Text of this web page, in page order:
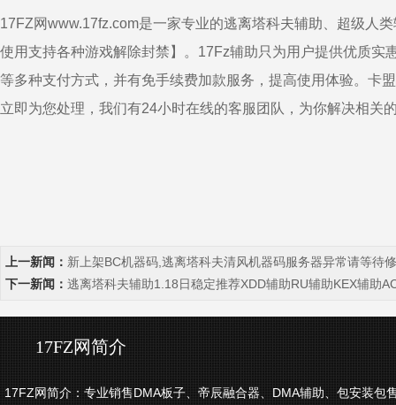
17FZ网www.17fz.com是一家专业的逃离塔科夫辅助 、超级人
使用支持各种游戏解除封禁】。17Fz辅助只为用户提供优质
等多种支付方式，并有免手续费加款服务，提高使用体验。卡
立即为您处理，我们有24小时在线的客服团队，为你解决相关
上一新闻： 新上架BC机器码,逃离塔科夫清风机器码服务器异常请等待
下一新闻： 逃离塔科夫辅助1.18日稳定推荐XDD辅助RU辅助KEX辅助
17FZ网简介
17FZ网简介：专业销售DMA板子、帝辰融合器、DMA辅助、包安装包